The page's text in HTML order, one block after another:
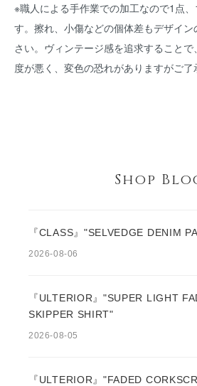
※職人による手作業での加工なので1点
す。擦れ、小傷などの個体差もデザイ
さい。ヴィンテージ感を追求すること
度が悪く、変色の恐れがありますがご了
Shop
『CLASS』"SELVEDGE DENIM
2026-08-06
『ULTERIOR』"SUPER LIGHT
SKIPPER SHIRT"
2026-08-05
『ULTERIOR』"FADED